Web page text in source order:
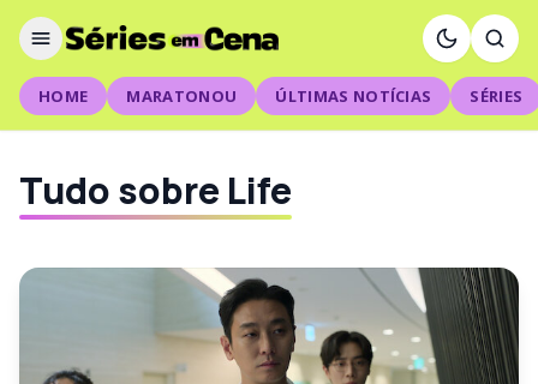
HOME MARATONOU ÚLTIMAS NOTÍCIAS SÉRIES
Tudo sobre Life